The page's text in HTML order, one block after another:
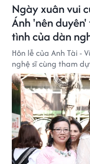
Ngày xuân vui
Ánh 'nên
tình của dàn
Hôn lễ của Anh Tài -
nghệ sĩ cùng tham